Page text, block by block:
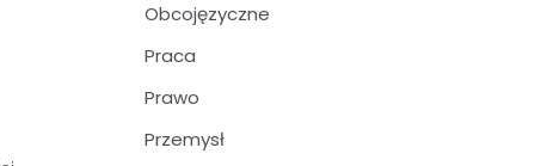
Obcojęzyczne
Praca
Prawo
Przemysł